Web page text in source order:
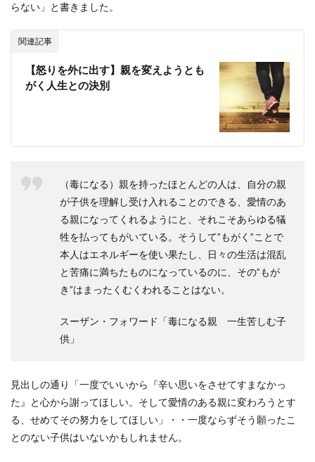
らない」と書きました。
関連記事
【怒りを外に出す】親を変えようとも
がく人生との決別
（毒になる）親を持ったほとんどの人は、自分の親
が子供を理解し受け入れることのできる、愛情のあ
る親になってくれるようにと、それこそあらゆる犠
牲を払ってもがいている。そうして”もがく”ことで
本人はエネルギーを使い果たし、日々の生活は混乱
と苦痛に満ちたものになっているのに、その”もが
き”はまったくむくわれることはない。
スーザン・フォワード「毒になる親 一生苦しむ子
供」
見出しの通り「一度でいいから『辛い思いをさせてすまなかっ
た』と心から謝ってほしい。そして愛情のある親に変わろうとす
る、せめてその努力をしてほしい」・・一度ならずそう願ったこ
とのない子供はいないかもしれません。